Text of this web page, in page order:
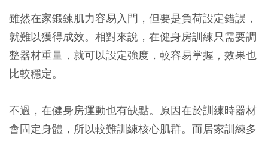
雖然在家鍛鍊肌力容易入門，但要是負荷設定錯誤，
就難以獲得成效。相對來說，在健身房訓練只需要調
整器材重量，就可以設定強度，較容易掌握，效果也
比較穩定。
不過，在健身房運動也有缺點。原因在於訓練時器材
會固定身體，所以較難訓練核心肌群。而居家訓練多